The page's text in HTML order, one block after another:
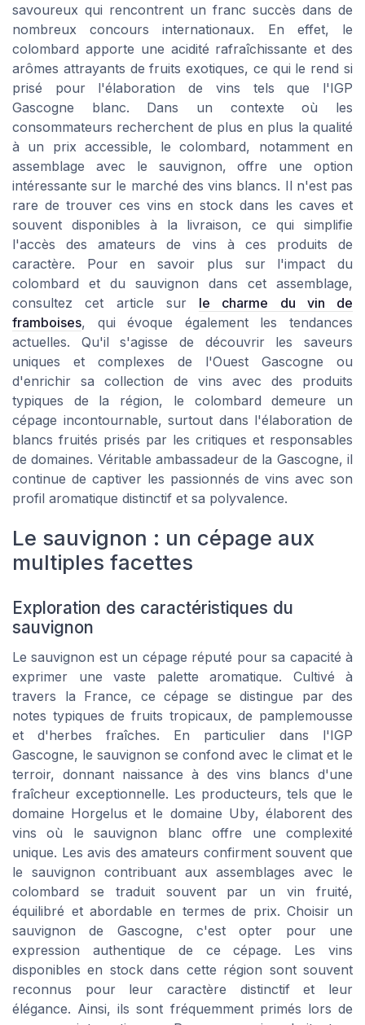
savoureux qui rencontrent un franc succès dans de
nombreux concours internationaux. En effet, le
colombard apporte une acidité rafraîchissante et des
arômes attrayants de fruits exotiques, ce qui le rend si
prisé pour l'élaboration de vins tels que l'IGP
Gascogne blanc. Dans un contexte où les
consommateurs recherchent de plus en plus la qualité
à un prix accessible, le colombard, notamment en
assemblage avec le sauvignon, offre une option
intéressante sur le marché des vins blancs. Il n'est pas
rare de trouver ces vins en stock dans les caves et
souvent disponibles à la livraison, ce qui simplifie
l'accès des amateurs de vins à ces produits de
caractère. Pour en savoir plus sur l'impact du
colombard et du sauvignon dans cet assemblage,
consultez cet article sur le charme du vin de
framboises, qui évoque également les tendances
actuelles. Qu'il s'agisse de découvrir les saveurs
uniques et complexes de l'Ouest Gascogne ou
d'enrichir sa collection de vins avec des produits
typiques de la région, le colombard demeure un
cépage incontournable, surtout dans l'élaboration de
blancs fruités prisés par les critiques et responsables
de domaines. Véritable ambassadeur de la Gascogne, il
continue de captiver les passionnés de vins avec son
profil aromatique distinctif et sa polyvalence.
Le sauvignon : un cépage aux
multiples facettes
Exploration des caractéristiques du
sauvignon
Le sauvignon est un cépage réputé pour sa capacité à
exprimer une vaste palette aromatique. Cultivé à
travers la France, ce cépage se distingue par des
notes typiques de fruits tropicaux, de pamplemousse
et d'herbes fraîches. En particulier dans l'IGP
Gascogne, le sauvignon se confond avec le climat et le
terroir, donnant naissance à des vins blancs d'une
fraîcheur exceptionnelle. Les producteurs, tels que le
domaine Horgelus et le domaine Uby, élaborent des
vins où le sauvignon blanc offre une complexité
unique. Les avis des amateurs confirment souvent que
le sauvignon contribuant aux assemblages avec le
colombard se traduit souvent par un vin fruité,
équilibré et abordable en termes de prix. Choisir un
sauvignon de Gascogne, c'est opter pour une
expression authentique de ce cépage. Les vins
disponibles en stock dans cette région sont souvent
reconnus pour leur caractère distinctif et leur
élégance. Ainsi, ils sont fréquemment primés lors de